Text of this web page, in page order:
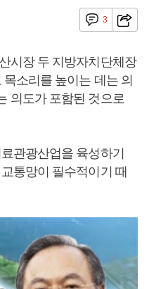
3
시장 두 지방자치단체장
소리를 높이는 데는 의
의도가 포함된 것으로
관광산업을 육성하기
통망이 필수적이기 때